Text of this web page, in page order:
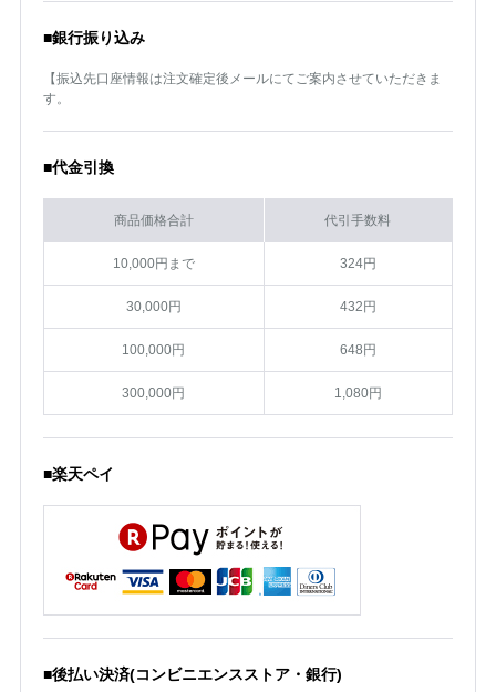
■銀行振り込み
【振込先口座情報は注文確定後メールにてご案内させていただきま
す。
■代金引換
商品価格合計 代引手数料
10,000円まで 324円
30,000円 432円
100,000円 648円
300,000円 1,080円
■楽天ペイ
■後払い決済(コンビニエンスストア・銀行)